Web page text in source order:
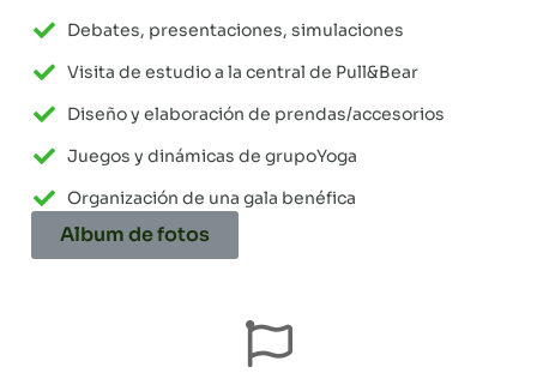
Debates, presentaciones, simulaciones
Visita de estudio a la central de Pull&Bear
Diseño y elaboración de prendas/accesorios
Juegos y dinámicas de grupoYoga
Organización de una gala benéfica
Album de fotos